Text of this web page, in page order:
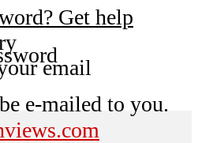
Get help
email
e-mailed to you.